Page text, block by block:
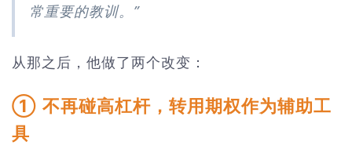
常重要的教训。”
从那之后，他做了两个改变：
① 不再碰高杠杆，转用期权作为辅助工
具